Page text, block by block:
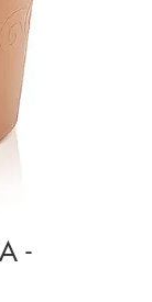
-